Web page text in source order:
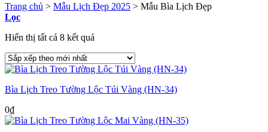
Trang chủ > Mẫu Lịch Đẹp 2025 > Mẫu Bìa Lịch Đẹp
Lọc
Hiển thị tất cả 8 kết quả
theo
nhất
Bìa Lịch Treo Tường Lộc Túi Vàng (HN-34)
0₫